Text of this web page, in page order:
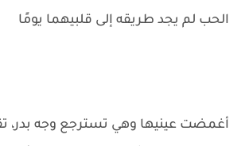
الحب لم يجد طريقه إلى قلبيهما يومًا
أغمضت عينيها وهي تسترجع وجه بدر،